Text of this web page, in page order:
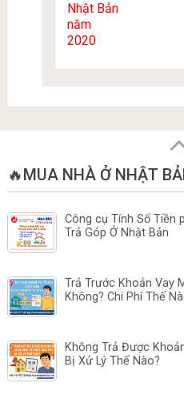
🔥MUA NHÀ Ở NHẬT
Công cụ Tính Số Tiền
Trả Góp Ở Nhật Bản
Trả Trước Khoản Vay
Không? Chi Phí Thế
Không Trả Được
Bị Xử Lý Thế Nào?